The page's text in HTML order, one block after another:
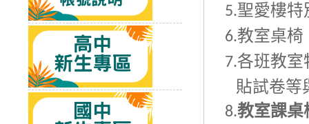
5.聖愛樓特
6.教室桌椅
7.各班教室
貼試卷等
8.教室課桌